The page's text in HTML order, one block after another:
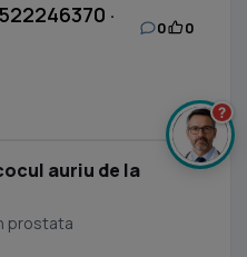
·
0 0
auriu de la
prostata
?